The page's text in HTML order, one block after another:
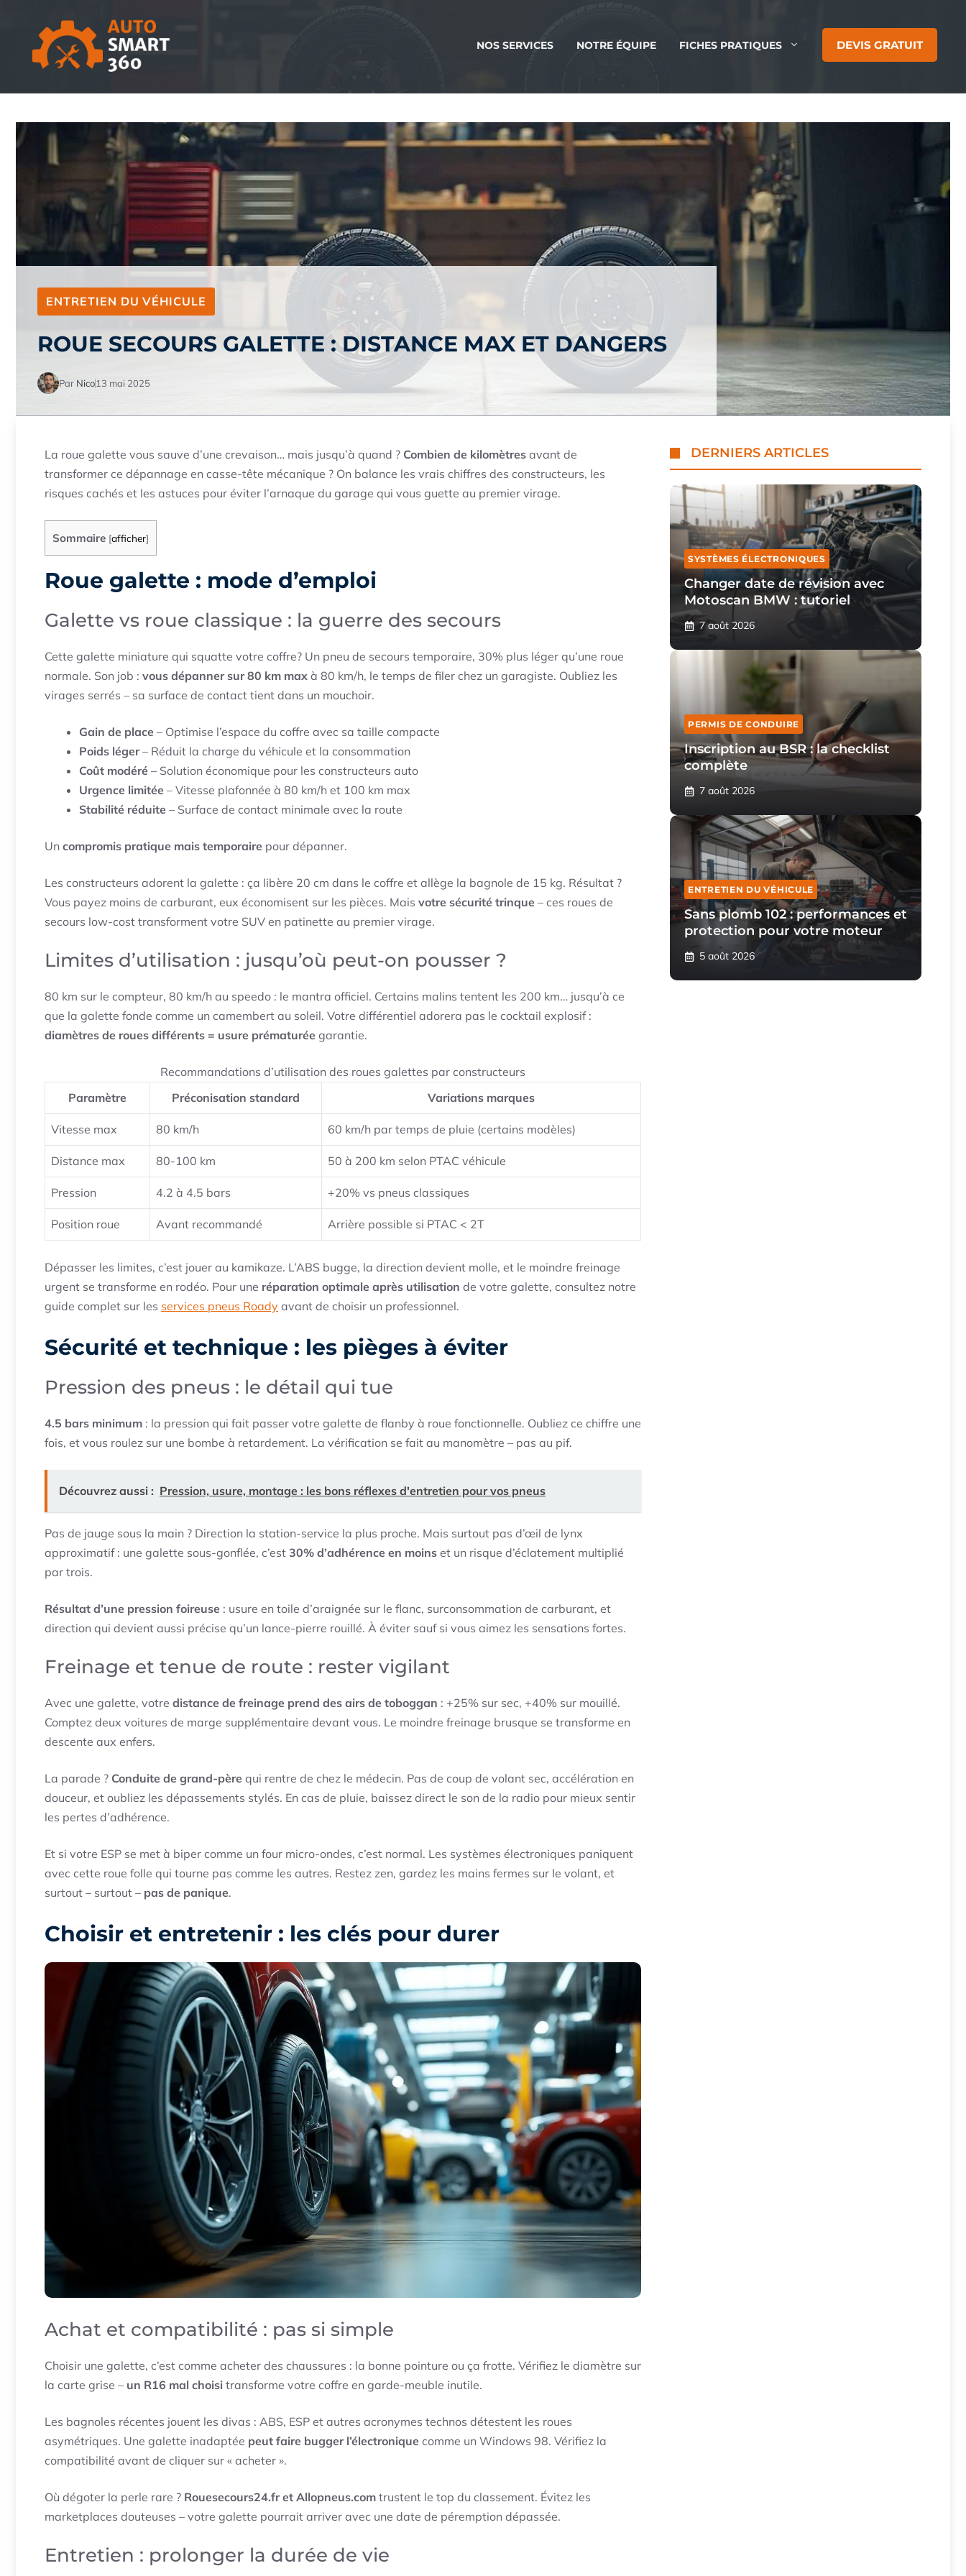
contenu
NOS SERVICES NOTRE ÉQUIPE FICHES PRATIQUES DEVIS GRATUIT
ENTRETIEN DU VÉHICULE
ROUE SECOURS GALETTE : DISTANCE MAX ET DANGERS
Par Nico13 mai 2025
La roue galette vous sauve d’une crevaison… mais jusqu’à quand ? Combien de kilomètres avant de
transformer ce dépannage en casse-tête mécanique ? On balance les vrais chiffres des constructeurs, les
risques cachés et les astuces pour éviter l’arnaque du garage qui vous guette au premier virage.
Sommaire [afficher]
Roue galette : mode d’emploi
Galette vs roue classique : la guerre des secours
Cette galette miniature qui squatte votre coffre? Un pneu de secours temporaire, 30% plus léger qu’une roue
normale. Son job : vous dépanner sur 80 km max à 80 km/h, le temps de filer chez un garagiste. Oubliez les
virages serrés – sa surface de contact tient dans un mouchoir.
Gain de place – Optimise l’espace du coffre avec sa taille compacte
Poids léger– Réduit la charge du véhicule et la consommation
Coût modéré – Solution économique pour les constructeurs auto
Urgence limitée – Vitesse plafonnée à 80 km/h et 100 km max
Stabilité réduite – Surface de contact minimale avec la route
Un compromis pratique mais temporaire pour dépanner.
Les constructeurs adorent la galette : ça libère 20 cm dans le coffre et allège la bagnole de 15 kg. Résultat ?
Vous payez moins de carburant, eux économisent sur les pièces. Mais votre sécurité trinque – ces roues de
secours low-cost transforment votre SUV en patinette au premier virage.
Limites d’utilisation : jusqu’où peut-on pousser ?
80 km sur le compteur, 80 km/h au speedo : le mantra officiel. Certains malins tentent les 200 km… jusqu’à ce
que la galette fonde comme un camembert au soleil. Votre différentiel adorera pas le cocktail explosif :
diamètres de roues différents = usure prématurée garantie.
Recommandations d’utilisation des roues galettes par constructeurs
Paramètre
Préconisation standard Variations marques
Vitesse max 80 km/h 60 km/h par temps de pluie (certains modèles)
Distance max 80-100 km 50 à 200 km selon PTAC véhicule
Pression 4.2 à 4.5 bars +20% vs pneus classiques
Position roue Avant recommandé Arrière possible si PTAC < 2T
Dépasser les limites, c’est jouer au kamikaze. L’ABS bugge, la direction devient molle, et le moindre freinage
urgent se transforme en rodéo. Pour une réparation optimale après utilisation de votre galette, consultez notre
guide complet sur les services pneus Roady avant de choisir un professionnel.
Sécurité et technique : les pièges à éviter
Pression des pneus : le détail qui tue
4.5 bars minimum : la pression qui fait passer votre galette de flanby à roue fonctionnelle. Oubliez ce chiffre une
fois, et vous roulez sur une bombe à retardement. La vérification se fait au manomètre – pas au pif.
Découvrez aussi : Pression, usure, montage : les bons réflexes d'entretien pour vos pneus
Pas de jauge sous la main ? Direction la station-service la plus proche. Mais surtout pas d’œil de lynx
approximatif : une galette sous-gonflée, c’est 30% d’adhérence en moins et un risque d’éclatement multiplié
par trois.
Résultat d’une pression foireuse : usure en toile d’araignée sur le flanc, surconsommation de carburant, et
direction qui devient aussi précise qu’un lance-pierre rouillé. À éviter sauf si vous aimez les sensations fortes.
Freinage et tenue de route : rester vigilant
Avec une galette, votre distance de freinage prend des airs de toboggan : +25% sur sec, +40% sur mouillé.
Comptez deux voitures de marge supplémentaire devant vous. Le moindre freinage brusque se transforme en
descente aux enfers.
La parade ? Conduite de grand-père qui rentre de chez le médecin. Pas de coup de volant sec, accélération en
douceur, et oubliez les dépassements stylés. En cas de pluie, baissez direct le son de la radio pour mieux sentir
les pertes d’adhérence.
Et si votre ESP se met à biper comme un four micro-ondes, c’est normal. Les systèmes électroniques paniquent
avec cette roue folle qui tourne pas comme les autres. Restez zen, gardez les mains fermes sur le volant, et
surtout – surtout – pas de panique.
Choisir et entretenir : les clés pour durer
Achat et compatibilité : pas si simple
Choisir une galette, c’est comme acheter des chaussures : la bonne pointure ou ça frotte. Vérifiez le diamètre sur
la carte grise – un R16 mal choisi transforme votre coffre en garde-meuble inutile.
Les bagnoles récentes jouent les divas : ABS, ESP et autres acronymes technos détestent les roues
asymétriques. Une galette inadaptée peut faire bugger l’électronique comme un Windows 98. Vérifiez la
compatibilité avant de cliquer sur « acheter ».
Où dégoter la perle rare ? Rouesecours24.fr et Allopneus.com trustent le top du classement. Évitez les
marketplaces douteuses – votre galette pourrait arriver avec une date de péremption dépassée.
Entretien : prolonger la durée de vie
DERNIERS ARTICLES
SYSTÈMES ÉLECTRONIQUES
Changer date de révision avec
Motoscan BMW : tutoriel
7 août 2026
PERMIS DE CONDUIRE
Inscription au BSR : la checklist
complète
7 août 2026
ENTRETIEN DU VÉHICULE
Sans plomb 102 : performances et
protection pour votre moteur
5 août 2026